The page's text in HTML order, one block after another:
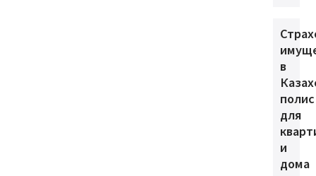
в
полис
для
и
дома